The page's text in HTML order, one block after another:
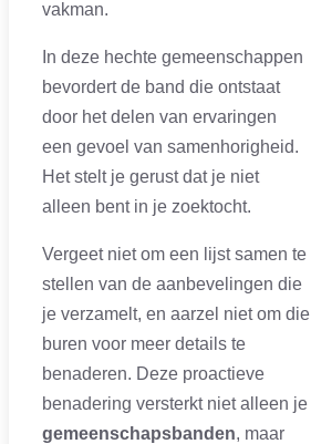
vakman.
In deze hechte gemeenschappen
bevordert de band die ontstaat
door het delen van ervaringen
een gevoel van samenhorigheid.
Het stelt je gerust dat je niet
alleen bent in je zoektocht.
Vergeet niet om een lijst samen te
stellen van de aanbevelingen die
je verzamelt, en aarzel niet om die
buren voor meer details te
benaderen. Deze proactieve
benadering versterkt niet alleen je
gemeenschapsbanden, maar